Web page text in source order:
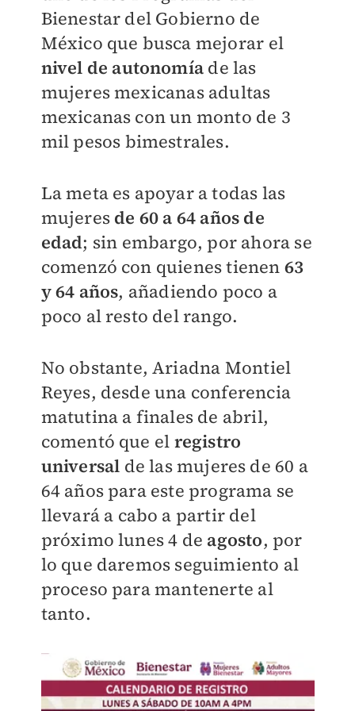
Bienestar del Gobierno de
México que busca mejorar el
nivel de autonomía de las
mujeres mexicanas adultas
mexicanas con un monto de 3
mil pesos bimestrales.
La meta es apoyar a todas las
mujeres de 60 a 64 años de
edad; sin embargo, por ahora se
comenzó con quienes tienen 63
y 64 años, añadiendo poco a
poco al resto del rango.
No obstante, Ariadna Montiel
Reyes, desde una conferencia
matutina a finales de abril,
comentó que el registro
universal de las mujeres de 60 a
64 años para este programa se
llevará a cabo a partir del
próximo lunes 4 de agosto, por
lo que daremos seguimiento al
proceso para mantenerte al
tanto.